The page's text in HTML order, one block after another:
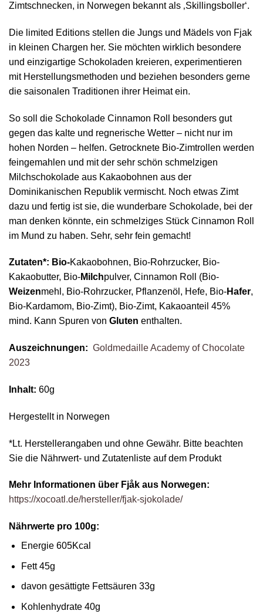
Zimtschnecken, in Norwegen bekannt als ‚Skillingsboller‘.
Die limited Editions stellen die Jungs und Mädels von Fjak
in kleinen Chargen her. Sie möchten wirklich besondere
und einzigartige Schokoladen kreieren, experimentieren
mit Herstellungsmethoden und beziehen besonders gerne
die saisonalen Traditionen ihrer Heimat ein.
So soll die Schokolade Cinnamon Roll besonders gut
gegen das kalte und regnerische Wetter – nicht nur im
hohen Norden – helfen. Getrocknete Bio-Zimtrollen werden
feingemahlen und mit der sehr schön schmelzigen
Milchschokolade aus Kakaobohnen aus der
Dominikanischen Republik vermischt. Noch etwas Zimt
dazu und fertig ist sie, die wunderbare Schokolade, bei der
man denken könnte, ein schmelziges Stück Cinnamon Roll
im Mund zu haben. Sehr, sehr fein gemacht!
Zutaten*: Bio-Kakaobohnen, Bio-Rohrzucker, Bio-
Kakaobutter, Bio-Milchpulver, Cinnamon Roll (Bio-
Weizenmehl, Bio-Rohrzucker, Pflanzenöl, Hefe, Bio-Hafer,
Bio-Kardamom, Bio-Zimt), Bio-Zimt, Kakaoanteil 45%
mind. Kann Spuren von Gluten enthalten.
Auszeichnungen: Goldmedaille Academy of Chocolate
2023
Inhalt: 60g
Hergestellt in Norwegen
*Lt. Herstellerangaben und ohne Gewähr. Bitte beachten
Sie die Nährwert- und Zutatenliste auf dem Produkt
Mehr Informationen über Fjåk aus Norwegen:
https://xocoatl.de/hersteller/fjak-sjokolade/
Nährwerte pro 100g:
Energie 605Kcal
Fett 45g
davon gesättigte Fettsäuren 33g
Kohlenhydrate 40g